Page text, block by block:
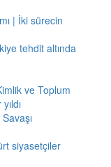
| İki sürecin
tehdit altında
ve Toplum
siyasetçiler